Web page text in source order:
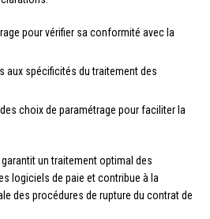
pour vérifier sa conformité avec la
aux spécificités du traitement des
choix de paramétrage pour faciliter la
un traitement optimal des
logiciels de paie et contribue à la
des procédures de rupture du contrat de